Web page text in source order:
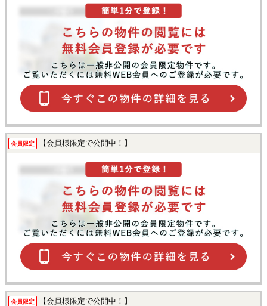
会員限定 【会員様限定で公開中！】
会員限定 【会員様限定で公開中！】